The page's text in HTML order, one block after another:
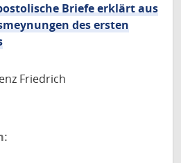
Briefe erklärt aus
des ersten
Friedrich